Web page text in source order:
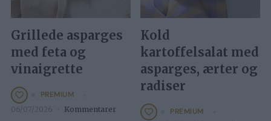
Grillede asparges
med feta og
vinaigrette
PREMIUM
06/07/2026 Kommentarer
Kold
kartoffelsalat med
asparges, ærter og
radiser
PREMIUM